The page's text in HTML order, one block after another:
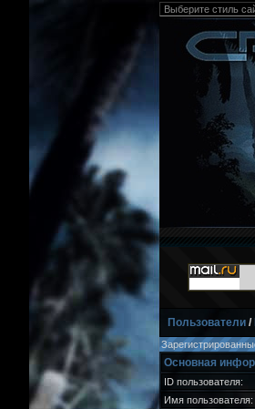
Пользователи/
Основная
ID пользователя:
Имя пользователя: